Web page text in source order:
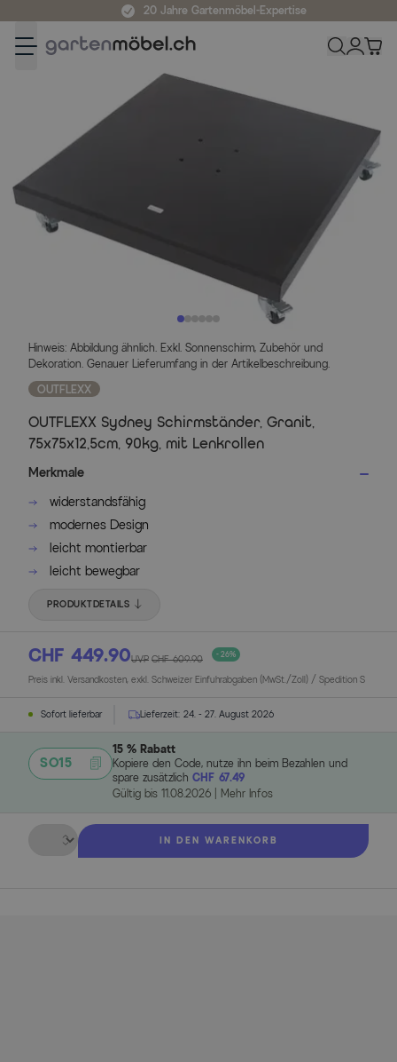
20 Jahre Gartenmöbel-Expertise
Hinweis: Abbildung ähnlich. Exkl. Sonnenschirm, Zubehör und
Dekoration. Genauer Lieferumfang in der Artikelbeschreibung.
OUTFLEXX
OUTFLEXX Sydney Schirmständer, Granit,
75x75x12,5cm, 90kg, mit Lenkrollen
Merkmale
widerstandsfähig
modernes Design
leicht montierbar
leicht bewegbar
PRODUKTDETAILS
CHF 449.90UVP CHF 609.90 - 26%
Preis inkl. Versandkosten, exkl. Schweizer Einfuhrabgaben (MwSt./Zoll) / Spedition S
Sofort lieferbar Lieferzeit: 24. - 27. August 2026
SO15
15 % Rabatt
Kopiere den Code, nutze ihn beim Bezahlen und
spare zusätzlich CHF 67.49
Gültig bis 11.08.2026 Mehr Infos
Menge
IN DEN WARENKORB